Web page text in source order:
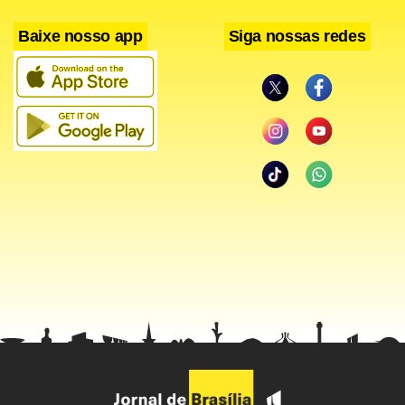
Até o momento, o MIDR empenhou R$ 1,5 bilhão para
para assistência humanitária, incluindo ritos sumários e
essenciais; e 558 para reconstrução de infraestruturas
Baixe nosso app Siga nossas redes